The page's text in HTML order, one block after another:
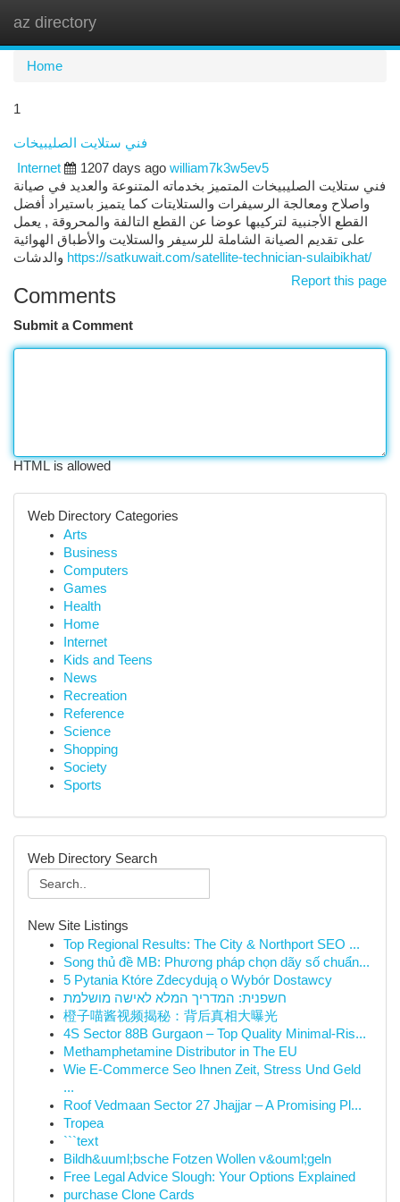
az directory
Home
1
فني ستلايت الصليبيخات
Internet
1207 days ago william7k3w5ev5
فني ستلايت الصليبيخات المتميز بخدماته المتنوعة والعديد في صيانة
واصلاح ومعالجة الرسيفرات والستلايتات كما يتميز باستيراد أفضل
القطع الأجنبية لتركيبها عوضا عن القطع التالفة والمحروقة , يعمل
على تقديم الصيانة الشاملة للرسيفر والستلايت والأطباق الهوائية
https://satkuwait.com/satellite-technician-sulaibikhat/
Report this page
Comments
Submit a Comment
HTML is allowed
Web Directory Categories
Arts
Business
Computers
Games
Health
Home
Internet
Kids and Teens
News
Recreation
Reference
Science
Shopping
Society
Sports
Web Directory Search
New Site Listings
Top Regional Results: The City & Northport SEO ...
Song thủ đề MB: Phương pháp chọn dãy số chuẩn...
5 Pytania Które Zdecydują o Wybór Dostawcy
חשפנית: המדריך המלא לאישה מושלמת
橙子喵酱视频揭秘：背后真相大曝光
4S Sector 88B Gurgaon – Top Quality Minimal-Ris...
Methamphetamine Distributor in The EU
Wie E-Commerce Seo Ihnen Zeit, Stress Und Geld
...
Roof Vedmaan Sector 27 Jhajjar – A Promising Pl...
Tropea
```text
Bildh&uuml;bsche Fotzen Wollen v&ouml;geln
Free Legal Advice Slough: Your Options Explained
purchase Clone Cards